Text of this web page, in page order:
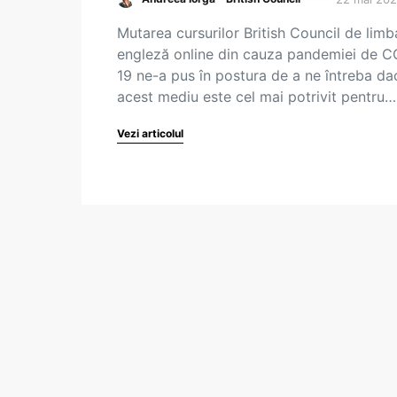
Mutarea cursurilor British Council de
engleză online din cauza pandemiei de
19 ne-a pus în postura de a ne întreba
acest mediu este cel mai potrivit pentru…
Vezi articolul